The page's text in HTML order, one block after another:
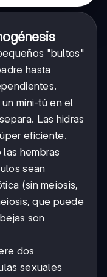
"bultos"
hasta
mini-tú en el
Las hidras
eficiente.
hembras
sean
(sin meiosis,
que puede
son
dos
sexuales